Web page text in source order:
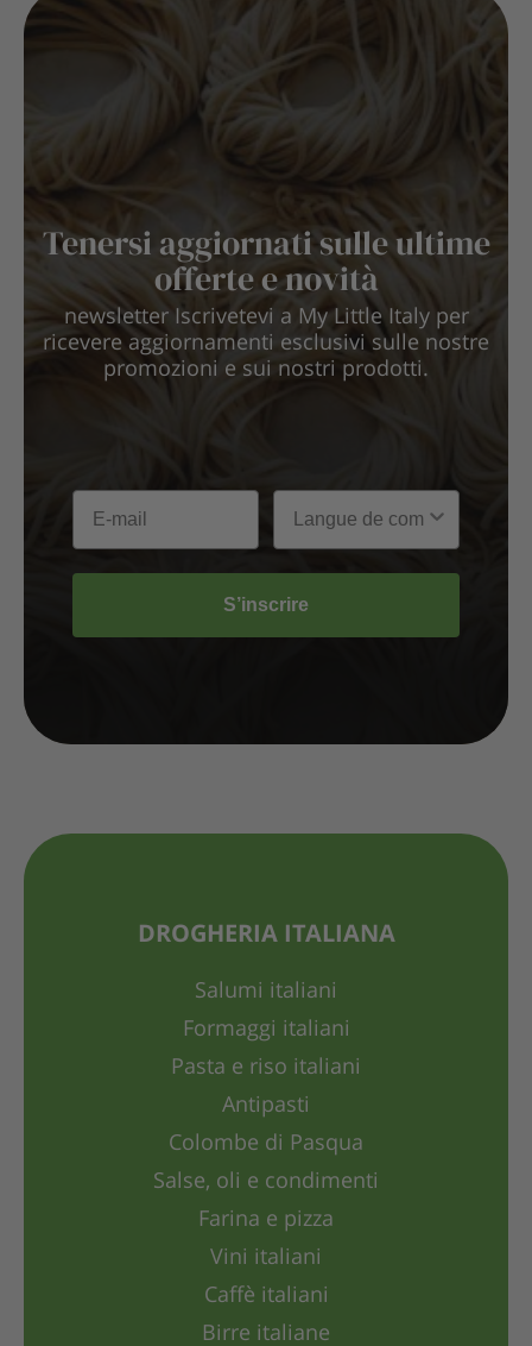
Tenersi aggiornati sulle ultime
offerte e novità
newsletter Iscrivetevi a My Little Italy per
ricevere aggiornamenti esclusivi sulle nostre
promozioni e sui nostri prodotti.
S’inscrire
DROGHERIA ITALIANA
Salumi italiani
Formaggi italiani
Pasta e riso italiani
Antipasti
Colombe di Pasqua
Salse, oli e condimenti
Farina e pizza
Vini italiani
Caffè italiani
Birre italiane